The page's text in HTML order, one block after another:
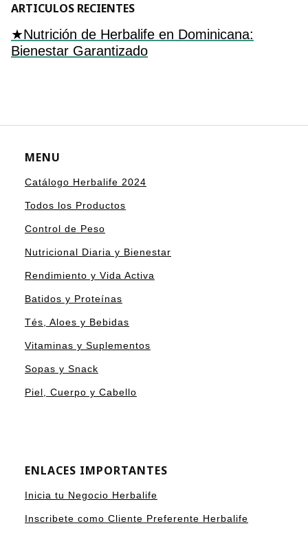
ARTICULOS RECIENTES
★Nutrición de Herbalife en Dominicana:
Bienestar Garantizado
MENU
Catálogo Herbalife 2024
Todos los Productos
Control de Peso
Nutricional Diaria y Bienestar
Rendimiento y Vida Activa
Batidos y Proteínas
Tés, Aloes y Bebidas
Vitaminas y Suplementos
Sopas y Snack
Piel, Cuerpo y Cabello
ENLACES IMPORTANTES
Inicia tu Negocio Herbalife
Inscribete como Cliente Preferente Herbalife